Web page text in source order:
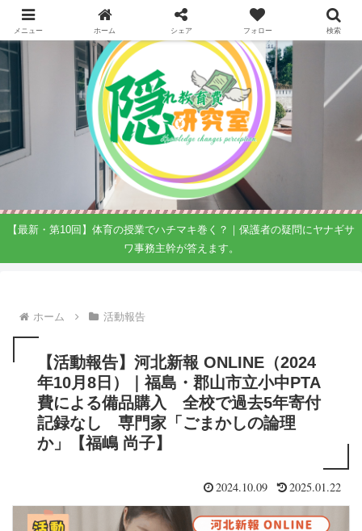
【最新・第10回】体育の授業でハチマキ巻く？｜保護者の疑問にヤナギサ
ワ事務主幹が答えます。
ホーム 活動報告
【活動報告】河北新報 ONLINE（2024
年10月8日）｜福島・郡山市立小中PTA
費による備品購入 全校で過去5年寄付
記録なし 専門家「ごまかしの論理
か」【福嶋 尚子】
2024.10.09 2025.01.22
メニュー ホーム シェア フォロー 検索